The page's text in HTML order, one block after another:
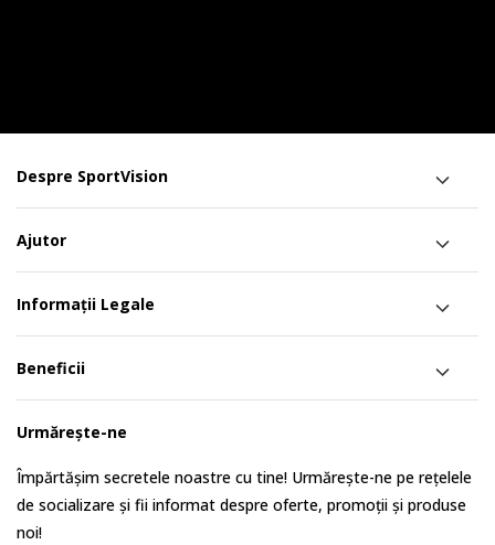
Despre SportVision
Ajutor
Informații Legale
Beneficii
Urmărește-ne
Împărtășim secretele noastre cu tine! Urmărește-ne pe rețelele
de socializare și fii informat despre oferte, promoții și produse
noi!